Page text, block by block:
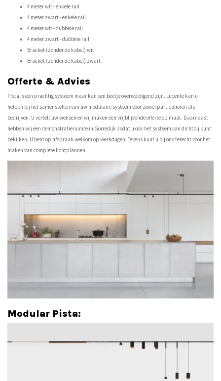
4 meter wit - enkele rail
4 meter zwart - enkele rail
4 meter wit - dubbele rail
4 meter zwart - dubbele rail
Bracket (zonder de kabel) wit
Bracket (zonder de kabel) zwart
Offerte & Advies
Pista is een prachtig systeem maar kan een beetje overweldigend zijn. Lucente kan u
helpen bij het samenstellen van uw modulaire systeem voor zowel particulieren als
bedrijven. U vertelt uw wensen en wij maken een vrijblijvende offerte op maat. Daarnaast
hebben wij een demonstratieruimte in Gorredijk zodat u ook het systeem van dichtbij kunt
bekijken. U bent op afspraak welkom op werkdagen. Tevens kunt u bij ons terecht voor het
maken van complete lichtplannen.
Modular Pista: